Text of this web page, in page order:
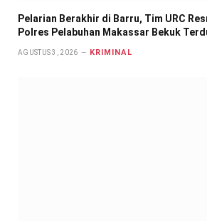
Pelarian Berakhir di Barru, Tim URC
Polres Pelabuhan Makassar Bekuk
AGUSTUS 3, 2026 KRIMINAL